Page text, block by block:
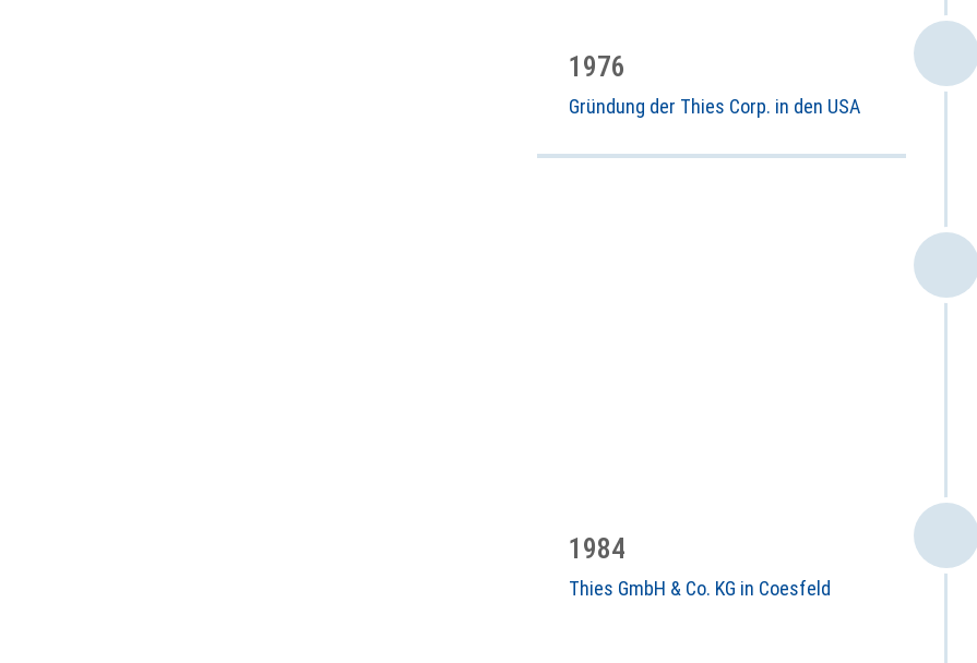
1976
Gründung der Thies Corp. in den USA
1984
Thies GmbH & Co. KG in Coesfeld